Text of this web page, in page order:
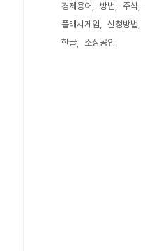
경제용어
방법 주식
플래시게임
신청방법
한글
소상공인